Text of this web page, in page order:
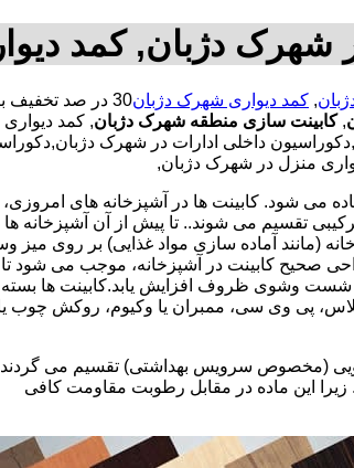
شهرک دژبان, کمد
, کمد دیواری شهرک دژبان
, کابینت سازی منطقه شهرک دژبان, کمد
داخلی ادارات در شهرک
منزل در شهرک دژبان,
می شود. کابینت ها در آشپزخانه های امروزی،
تقسیم می شوند.. تا پیش از آن آشپزخانه
(مانند آماده سازی مواد غذایی) بر روی میز
صحیح کابینت در آشپزخانه، موجب می شود تا
شست وشوی ظروف افزایش یابد.کابینت ها بسته
گلاس، پی وی سی، ممبران یا وکیوم، روکش چوب
(مخصوص سرویس بهداشتی) تقسیم می
این ماده در مقابل رطوبت مقاومت کافی